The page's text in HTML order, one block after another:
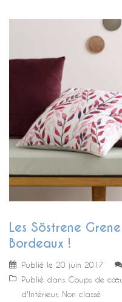
Les Söstrene
Bordeaux !
Publié le 20 juin 2017
Publié dans Coups de
d'Intérieur, Non classé